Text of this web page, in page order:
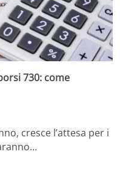
730: come
cresce l’attesa per i